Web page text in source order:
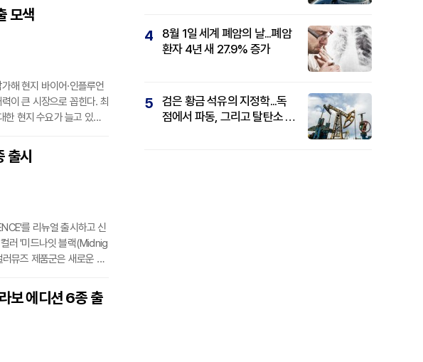
후기를 남겼다. 가볍고
관계자는 "전문가의 손
모색
해 현지 바이어·인플루언
이 큰 시장으로 꼽힌다. 최
현지 수요가 늘고 있다.
도 함께 내세웠다. 현장에
갈 예정이며, 이번 전시 성
출시
를 리뉴얼 출시하고 신
러 '미드나잇 블랙(Midnig
뮤즈 제품군은 새로운 컬
은 모발에 컬러를 채우고
됐다.리뉴얼 제품에는 리
보 에디션 6종 출
4
8월 1일 세계 폐암의 날...폐암
환자 4년 새 27.9% 증가
5
검은 황금 석유의 지정학...독
점에서 파동, 그리고 탈탄소 패